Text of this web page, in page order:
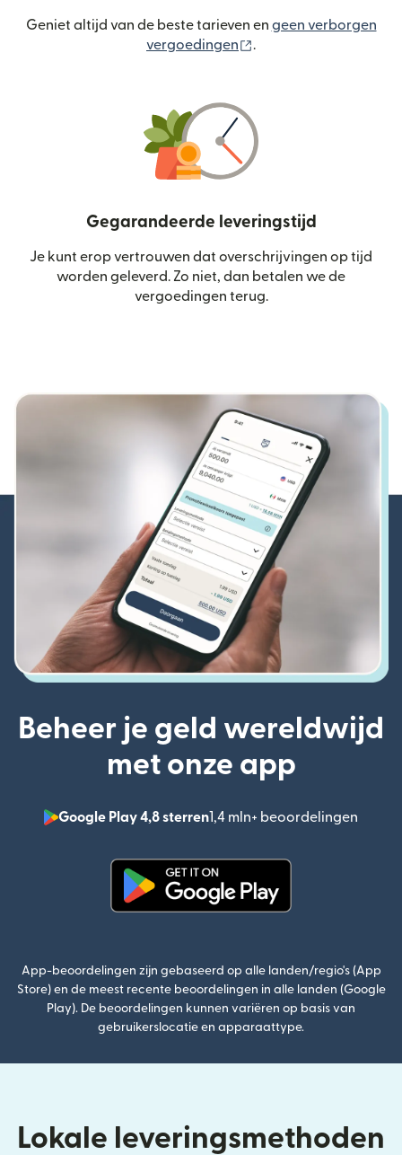
Geniet altijd van de beste tarieven en geen verborgen
vergoedingen
.
Gegarandeerde leveringstijd
Je kunt erop vertrouwen dat overschrijvingen op tijd
worden geleverd. Zo niet, dan betalen we de
vergoedingen terug.
Beheer je geld wereldwijd
met onze app
Google Play 4,8 sterren1,4 mln+ beoordelingen
App-beoordelingen zijn gebaseerd op alle landen/regio's (App
Store) en de meest recente beoordelingen in alle landen (Google
Play). De beoordelingen kunnen variëren op basis van
gebruikerslocatie en apparaattype.
Lokale leveringsmethoden